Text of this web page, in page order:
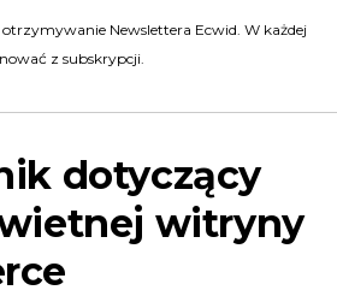
Newslettera Ecwid. W każdej
z subskrypcji.
dotyczący
witryny